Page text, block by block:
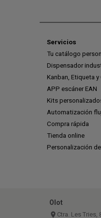
Servicios
Tu catálogo
Dispensador
Kanban, Etiqueta
APP escáner EAN
Kits
Automatización
Compra rápida
Tienda online
Personalización
Olot
place Ctra. Les Tries,